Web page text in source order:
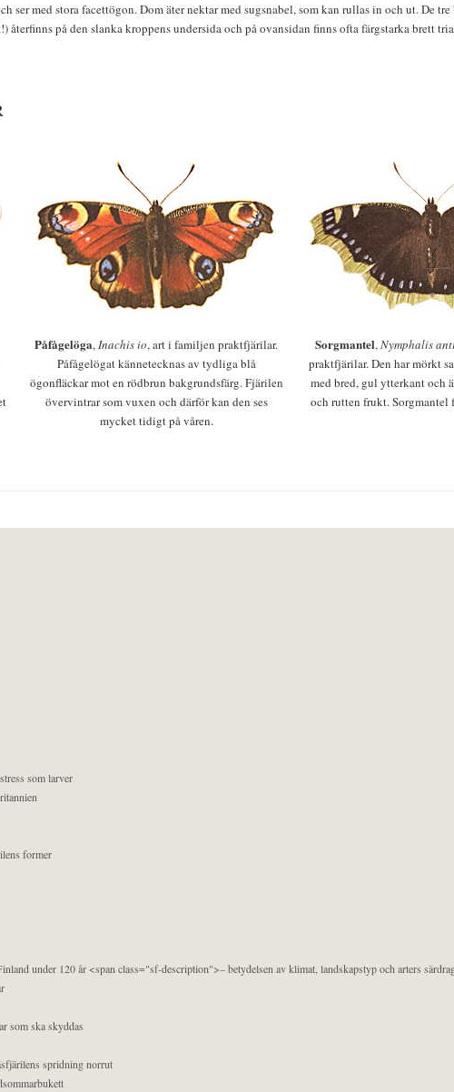
ser med stora facettögon. Dom äter nektar med sugsnabel, som kan rullas in och ut. De
på den slanka kroppens undersida och på ovansidan finns ofta färgstarka brett
Påfågelöga,Inachis io, art i familjen praktfjärilar.
Påfågelögat kännetecknas av tydliga blå
ögonfläckar mot en rödbrun bakgrundsfärg. Fjärilen
övervintrar som vuxen och därför kan den ses
mycket tidigt på våren.
Sorgmantel,Nymphalis
praktfjärilar. Den har mörkt
med bred, gul ytterkant och
och rutten frukt. Sorgmantel
som larver
former
under 120 år <span class="sf-description">– betydelsen av klimat, landskapstyp och arters
som ska skyddas
spridning norrut